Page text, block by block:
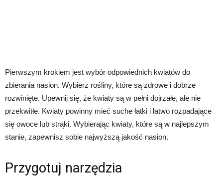
Pierwszym krokiem jest wybór odpowiednich kwiatów do
zbierania nasion. Wybierz rośliny, które są zdrowe i dobrze
rozwinięte. Upewnij się, że kwiaty są w pełni dojrzałe, ale nie
przekwitłe. Kwiaty powinny mieć suche łatki i łatwo rozpadające
się owoce lub strąki. Wybierając kwiaty, które są w najlepszym
stanie, zapewnisz sobie najwyższą jakość nasion.
Przygotuj narzędzia